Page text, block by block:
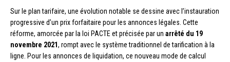
Sur le plan tarifaire, une évolution notable se dessine avec l’instauration
progressive d’un prix forfaitaire pour les annonces légales. Cette
réforme, amorcée par la loi PACTE et précisée par un arrêté du 19
novembre 2021, rompt avec le système traditionnel de tarification à la
ligne. Pour les annonces de liquidation, ce nouveau mode de calcul